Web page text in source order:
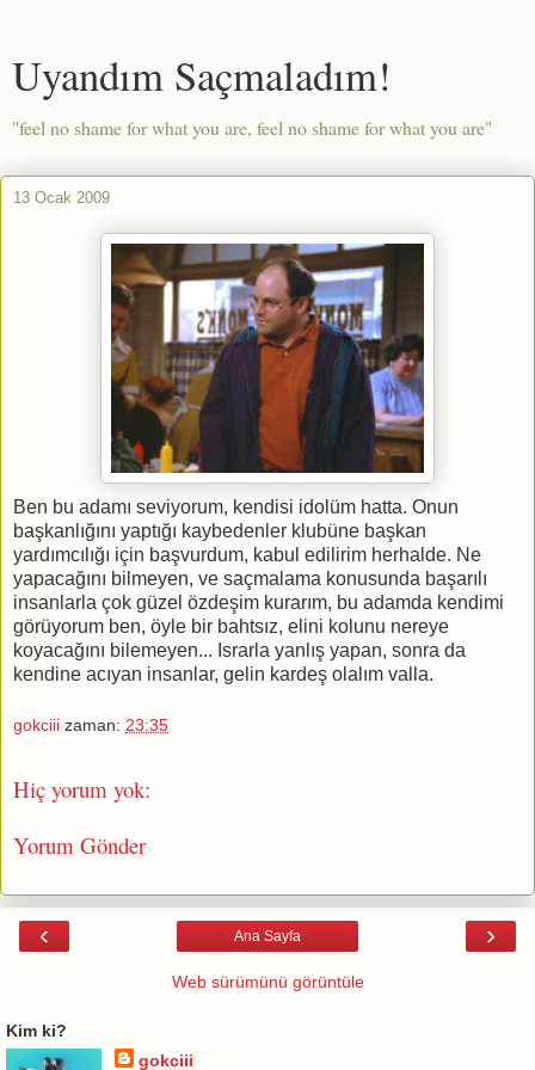
Uyandım Saçmaladım!
"feel no shame for what you are, feel no shame for what you are"
13 Ocak 2009
Ben bu adamı seviyorum, kendisi idolüm hatta. Onun
başkanlığını yaptığı kaybedenler klubüne başkan
yardımcılığı için başvurdum, kabul edilirim herhalde. Ne
yapacağını bilmeyen, ve saçmalama konusunda başarılı
insanlarla çok güzel özdeşim kurarım, bu adamda kendimi
görüyorum ben, öyle bir bahtsız, elini kolunu nereye
koyacağını bilemeyen... Israrla yanlış yapan, sonra da
kendine acıyan insanlar, gelin kardeş olalım valla.
gokciii zaman: 23:35
Hiç yorum yok:
Yorum Gönder
‹ ›
Ana Sayfa
Web sürümünü görüntüle
Kim ki?
gokciii